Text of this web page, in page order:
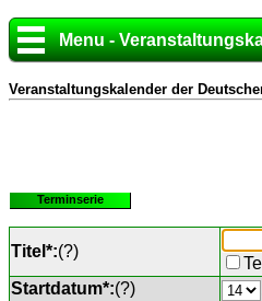
Menu -
Veranstaltungskalender der
Terminserie
Titel*:(?)
Startdatum*:(?)